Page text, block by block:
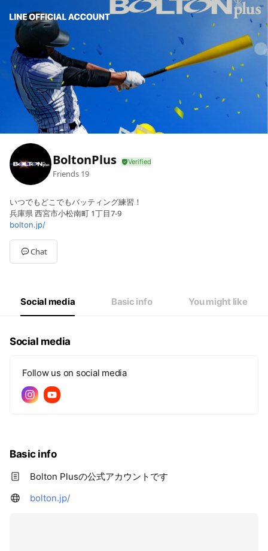
BoltonPlus
Friends 19
いつでもどこでもバッティング練習！
兵庫県 西宮市小松南町 1丁目7-9
bolton.jp/
Chat
Social media Basic info You might like
Social media
Follow us on social media
Basic info
Bolton Plusの公式アカウントです
bolton.jp/